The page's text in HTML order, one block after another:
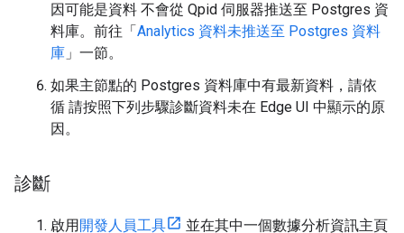
因可能是資料 不會從 Qpid 伺服器推送至 Postgres 資
料庫。前往「Analytics 資料未推送至 Postgres 資料
庫 」一節。
如果主節點的 Postgres 資料庫中有最新資料，請依
循 請按照下列步驟診斷資料未在 Edge UI 中顯示的原
因。
診斷
啟用開發人員工具
並在其中一個數據分析資訊主頁